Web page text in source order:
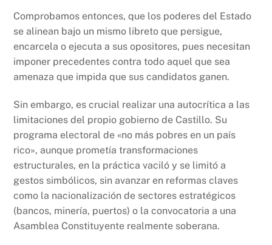
Comprobamos entonces, que los poderes del Estado
se alinean bajo un mismo libreto que persigue,
encarcela o ejecuta a sus opositores, pues necesitan
imponer precedentes contra todo aquel que sea
amenaza que impida que sus candidatos ganen.
Sin embargo, es crucial realizar una autocrítica a las
limitaciones del propio gobierno de Castillo. Su
programa electoral de «no más pobres en un país
rico», aunque prometía transformaciones
estructurales, en la práctica vaciló y se limitó a
gestos simbólicos, sin avanzar en reformas claves
como la nacionalización de sectores estratégicos
(bancos, minería, puertos) o la convocatoria a una
Asamblea Constituyente realmente soberana.